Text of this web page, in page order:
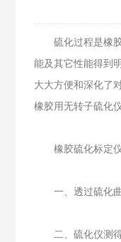
硫化过程是橡胶
能及其它性能得到
大大方便和深化了
橡胶用无转子硫化
橡胶硫化标定仪
一、透过硫化曲
二、硫化仪测得